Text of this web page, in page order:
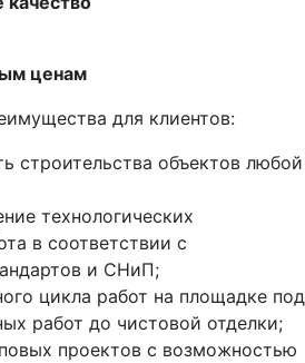
ценам
для клиентов:
строительства объектов любой
технологических
в соответствии с
и СНиП;
цикла работ на площадке под
работ до чистовой отделки;
проектов с возможностью